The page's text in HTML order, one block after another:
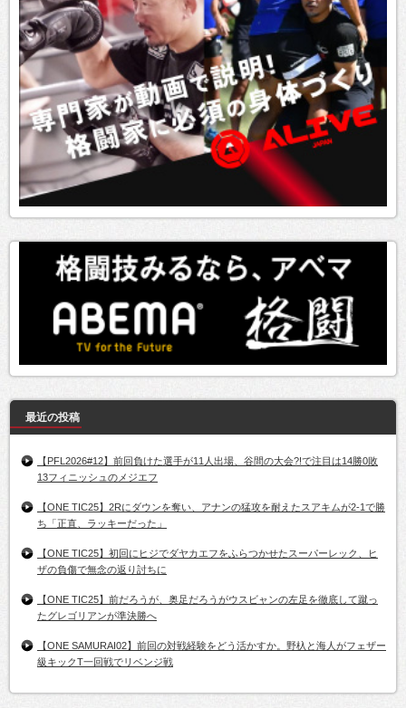
最近の投稿
【PFL2026#12】前回負けた選手が11人出場、谷間の大会?!で注目は14勝0敗
13フィニッシュのメジエフ
【ONE TIC25】2Rにダウンを奪い、アナンの猛攻を耐えたスアキムが2-1で勝
ち「正直、ラッキーだった」
【ONE TIC25】初回にヒジでダヤカエフをふらつかせたスーパーレック、ヒ
ザの負傷で無念の返り討ちに
【ONE TIC25】前だろうが、奥足だろうがウスビャンの左足を徹底して蹴っ
たグレゴリアンが準決勝へ
【ONE SAMURAI02】前回の対戦経験をどう活かすか。野杁と海人がフェザー
級キックT一回戦でリベンジ戦